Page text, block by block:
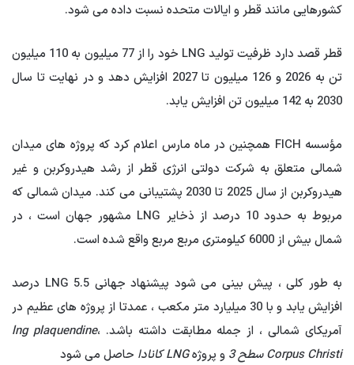
کشورهایی مانند قطر و ایالات متحده نسبت داده می شود.
قطر قصد دارد ظرفیت تولید LNG خود را از 77 میلیون به 110 میلیون
تن به 2026 و 126 میلیون تا 2027 افزایش دهد و در نهایت تا سال
2030 به 142 میلیون تن افزایش یابد.
مؤسسه FICH همچنین در ماه مارس اعلام کرد که پروژه های میدان
شمالی متعلق به شرکت دولتی انرژی قطر از رشد هیدروکربن و غیر
هیدروکربن از سال 2025 تا 2030 پشتیبانی می کند. میدان شمالی که
مربوط به حدود 10 درصد از ذخایر LNG مشهور جهان است ، در
شمال بیش از 6000 کیلومتری مربع مربع واقع شده است.
به طور کلی ، پیش بینی می شود پیشنهاد جهانی LNG 5.5 درصد
افزایش یابد و با 30 میلیارد متر مکعب ، عمدتا از پروژه های عظیم در
آمریکای شمالی ، از جمله مطابقت داشته باشد. lng plaquendine،
Corpus Christi سطح 3
و پروژهLNG کانادا حاصل می شود